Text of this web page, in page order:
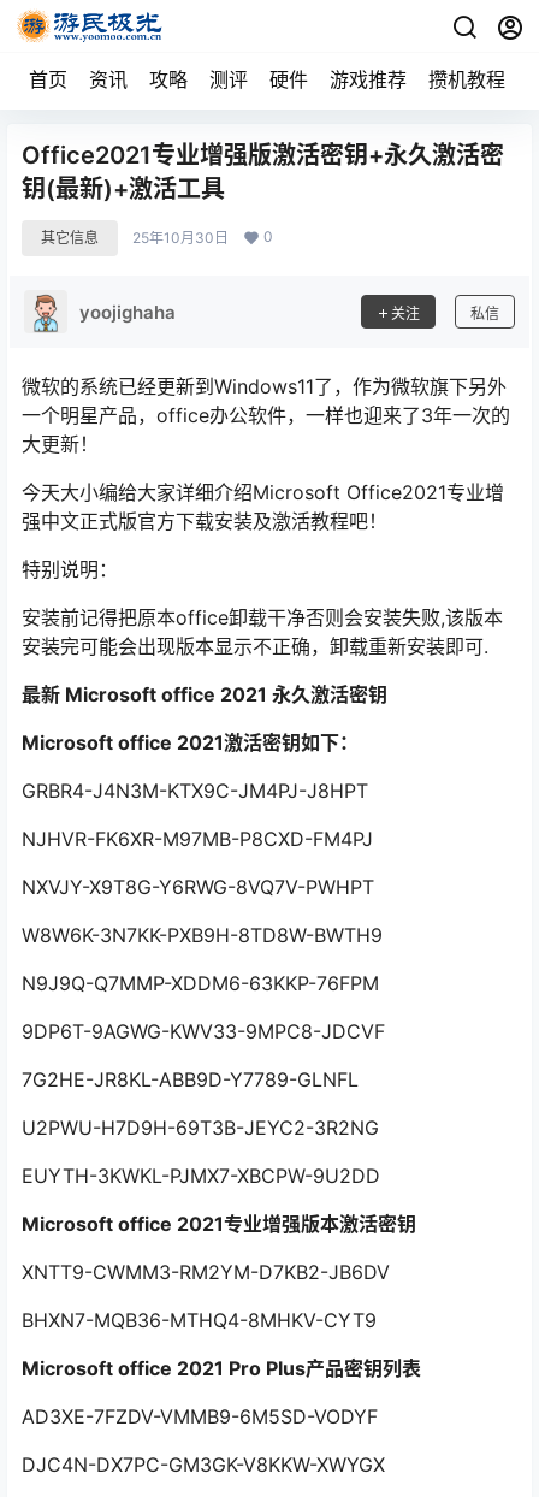
首页 资讯 攻略 测评 硬件 游戏推荐 攒机教程
Office2021专业增强版激活密钥+永久激活密
钥(最新)+激活工具
其它信息 25年10月30日 0
yoojighaha 关注 私信
微软的系统已经更新到Windows11了，作为微软旗下另外
一个明星产品，office办公软件，一样也迎来了3年一次的
大更新！
今天大小编给大家详细介绍Microsoft Office2021专业增
强中文正式版官方下载安装及激活教程吧！
特别说明：
安装前记得把原本office卸载干净否则会安装失败,该版本
安装完可能会出现版本显示不正确，卸载重新安装即可.
最新 Microsoft office 2021 永久激活密钥
Microsoft office 2021激活密钥如下：
GRBR4-J4N3M-KTX9C-JM4PJ-J8HPT
NJHVR-FK6XR-M97MB-P8CXD-FM4PJ
NXVJY-X9T8G-Y6RWG-8VQ7V-PWHPT
W8W6K-3N7KK-PXB9H-8TD8W-BWTH9
N9J9Q-Q7MMP-XDDM6-63KKP-76FPM
9DP6T-9AGWG-KWV33-9MPC8-JDCVF
7G2HE-JR8KL-ABB9D-Y7789-GLNFL
U2PWU-H7D9H-69T3B-JEYC2-3R2NG
EUYTH-3KWKL-PJMX7-XBCPW-9U2DD
Microsoft office 2021专业增强版本激活密钥
XNTT9-CWMM3-RM2YM-D7KB2-JB6DV
BHXN7-MQB36-MTHQ4-8MHKV-CYT9
Microsoft office 2021 Pro Plus产品密钥列表
AD3XE-7FZDV-VMMB9-6M5SD-VODYF
DJC4N-DX7PC-GM3GK-V8KKW-XWYGX